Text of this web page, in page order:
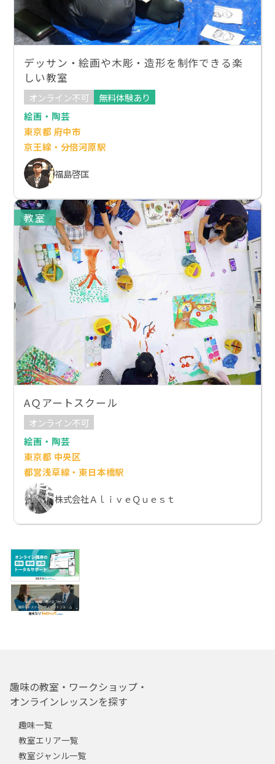
デッサン・絵画や木彫・造形を制作できる楽
しい教室
オンライン不可
無料体験あり
絵画・陶芸
東京都 府中市
京王線・分倍河原駅
福島啓匡
教室
AＱアートスクール
オンライン不可
絵画・陶芸
東京都 中央区
都営浅草線・東日本橋駅
株式会社ＡｌｉｖｅＱｕｅｓｔ
趣味の教室・ワークショップ・
オンラインレッスンを探す
趣味一覧
教室エリア一覧
教室ジャンル一覧